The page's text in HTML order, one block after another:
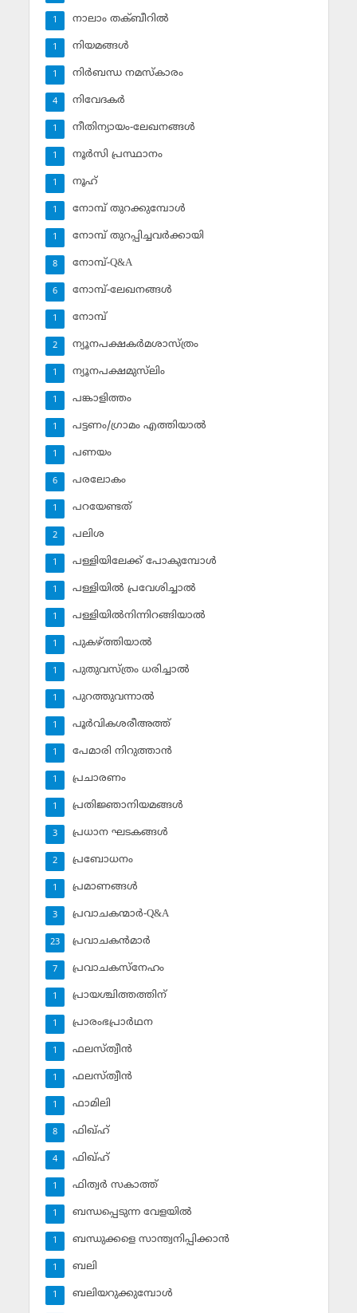
നാലാം തക്ബീറില്‍
1
നിയമങ്ങള്‍
1
നിര്‍ബന്ധ നമസ്‌കാരം
1
നിവേദകര്‍
4
നീതിന്യായം-ലേഖനങ്ങള്‍
1
നൂര്‍സി പ്രസ്ഥാനം
1
നൂഹ്‌
1
നോമ്പ് തുറക്കുമ്പോള്‍
1
നോമ്പ് തുറപ്പിച്ചവര്‍ക്കായി
1
നോമ്പ്-Q&A
8
നോമ്പ്-ലേഖനങ്ങള്‍
6
നോമ്പ്‌
1
ന്യൂനപക്ഷകര്‍മശാസ്ത്രം
2
ന്യൂനപക്ഷമുസ്‌ലിം
1
പങ്കാളിത്തം
1
പട്ടണം/ഗ്രാമം എത്തിയാല്‍
1
പണയം
1
പരലോകം
6
പറയേണ്ടത്
1
പലിശ
2
പള്ളിയിലേക്ക് പോകുമ്പോള്‍
1
പള്ളിയില്‍ പ്രവേശിച്ചാല്‍
1
പള്ളിയില്‍നിന്നിറങ്ങിയാല്‍
1
പുകഴ്ത്തിയാല്‍
1
പുതുവസ്ത്രം ധരിച്ചാല്‍
1
പുറത്തുവന്നാല്‍
1
പൂര്‍വികശരീഅത്ത്
1
പേമാരി നിറുത്താന്‍
1
പ്രചാരണം
1
പ്രതിജ്ഞാനിയമങ്ങള്‍
1
പ്രധാന ഘടകങ്ങള്‍
3
പ്രബോധനം
2
പ്രമാണങ്ങള്‍
1
പ്രവാചകന്മാര്‍-Q&A
3
പ്രവാചകന്‍മാര്‍
23
പ്രവാചകസ്‌നേഹം
7
പ്രായശ്ചിത്തത്തിന്
1
പ്രാരംഭപ്രാര്‍ഥന
1
ഫലസ്ത്വീൻ
1
ഫലസ്ത്വീൻ
1
ഫാമിലി
1
ഫിഖ്ഹ്
8
ഫിഖ്ഹ്‌
4
ഫിത്വര്‍ സകാത്ത്‌
1
ബന്ധപ്പെടുന്ന വേളയില്‍
1
ബന്ധുക്കളെ സാന്ത്വനിപ്പിക്കാന്‍
1
ബലി
1
ബലിയറുക്കുമ്പോള്‍
1